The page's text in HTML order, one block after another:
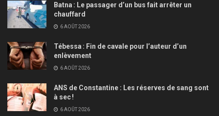
Batna : Le passager d’un bus fait arrêter un
chauffard
6 AOÛT 2026
Tébessa : Fin de cavale pour l’auteur d’un
enlèvement
6 AOÛT 2026
ANS de Constantine : Les réserves de sang sont
à sec !
6 AOÛT 2026